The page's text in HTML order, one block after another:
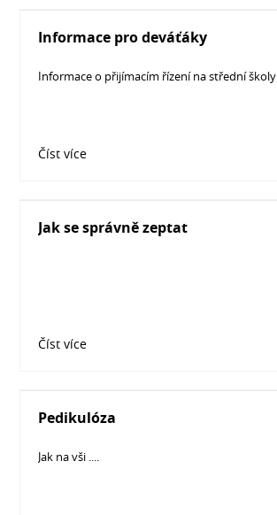
Informace pro deváťáky
Informace o přijímacím řízení na střední školy
Číst více
Jak se správně zeptat
Číst více
Pedikulóza
Jak na vši ....